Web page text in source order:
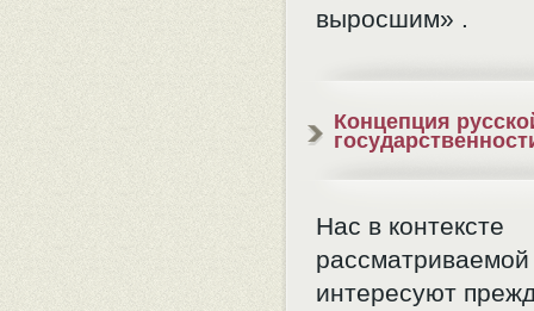
выросшим» .
Концепция
Нас в контексте
интересуют